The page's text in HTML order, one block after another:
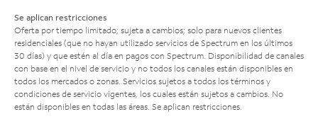
Se aplican restricciones
Oferta por tiempo limitado; sujeta a cambios; solo para nuevos clientes
residenciales (que no hayan utilizado servicios de Spectrum en los últimos
30 días) y que estén al día en pagos con Spectrum. Disponibilidad de canales
con base en el nivel de servicio y no todos los canales están disponibles en
todos los mercados o zonas. Servicios sujetos a todos los términos y
condiciones de servicio vigentes, los cuales están sujetos a cambios. No
están disponibles en todas las áreas. Se aplican restricciones.